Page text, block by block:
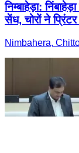
निम्बाहेड़ा:
सेंध, चोरों ने
Nimbahera,